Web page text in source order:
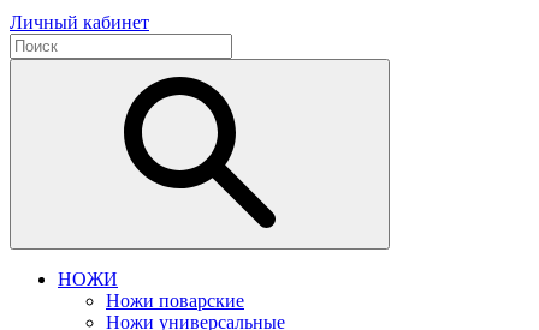
Личный кабинет
НОЖИ
Ножи поварские
Ножи универсальные